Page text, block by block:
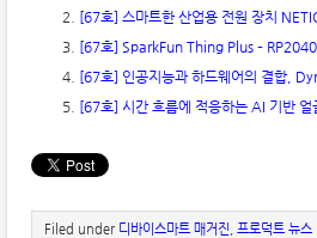
[67호] 스마트한 산업용 전원 장치
[67호] SparkFun Thing Plus – RP2040
[67호] 인공지능과 하드웨어의 결합,
[67호] 시간 흐름에 적응하는 AI 기반
Filed under 디바이스마트 매거진 프로덕트 뉴스